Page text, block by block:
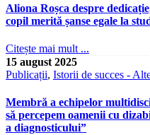
Aliona Roșca despre
copil merită șanse egale la
Citește mai mult ...
15 august 2025
Publicații, Istorii de succes -
Membră a echipelor
să percepem oamenii cu
a diagnosticului”